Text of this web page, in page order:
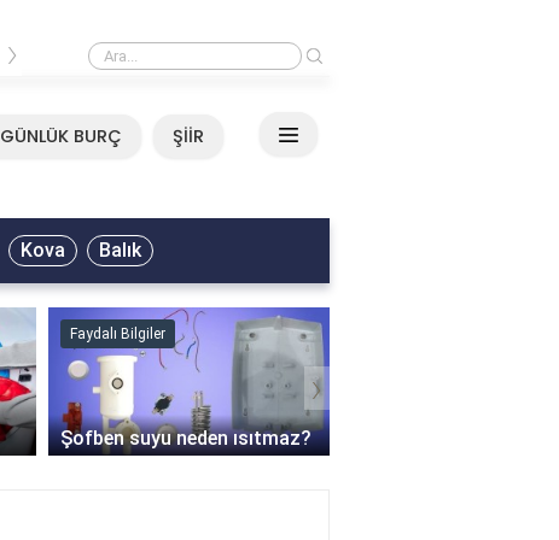
Neşet Ertaş - Yazımı Kışa Çevirdin Sözleri
›
GÜNLÜK BURÇ ŞİİR
Kova Balık
Faydalı Bilgiler
Şofben suyu neden ısıtmaz?
›